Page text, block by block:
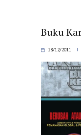
Buku
28/12/2011